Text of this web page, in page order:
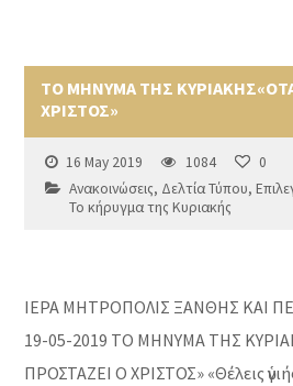
ΤΟ ΜΗΝΥΜΑ ΤΗΣ
ΧΡΙΣΤΟΣ»
16 May 2019 1084
0
Ανακοινώσεις, Δελτία Τύπου,
Το κήρυγμα της Κυριακής
ΙΕΡΑ ΜΗΤΡΟΠΟΛΙΣ ΞΑΝΘΗΣ ΚΑΙ
19-05-2019 ΤΟ ΜΗΝΥΜΑ ΤΗΣ
ΠΡΟΣΤΑΖΕΙ Ο ΧΡΙΣΤΟΣ» «Θέλεις